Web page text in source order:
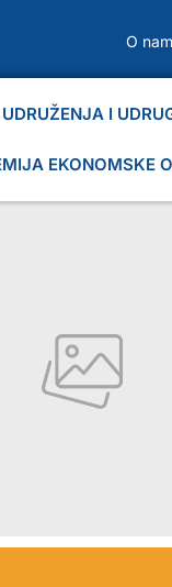
O
UDRUŽENJA I
EKONOMSKE